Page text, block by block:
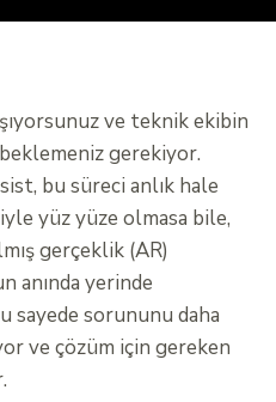
ve teknik ekibin
gerekiyor.
bu süreci anlık hale
yüz yüze olmasa bile,
gerçeklik (AR)
anında yerinde
sayede sorununu daha
ve çözüm için gereken